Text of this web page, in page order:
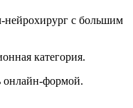
с большим
категория.
онлайн‑формой.